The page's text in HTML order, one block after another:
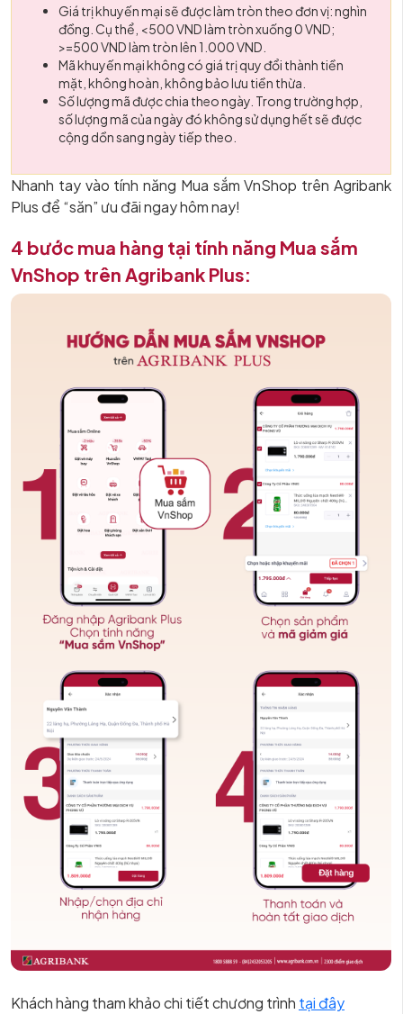
Giá trị khuyến mại sẽ được làm tròn theo đơn vị: nghìn
đồng. Cụ thể, <500 VND làm tròn xuống 0 VND;
>=500 VND làm tròn lên 1.000 VND.
Mã khuyến mại không có giá trị quy đổi thành tiền
mặt, không hoàn, không bảo lưu tiền thừa.
Số lượng mã được chia theo ngày. Trong trường hợp,
số lượng mã của ngày đó không sử dụng hết sẽ được
cộng dồn sang ngày tiếp theo.
Nhanh tay vào tính năng Mua sắm VnShop trên Agribank
Plus để “săn” ưu đãi ngay hôm nay!
4 bước mua hàng tại tính năng Mua sắm
VnShop trên Agribank Plus:
Khách hàng tham khảo chi tiết chương trình tại đây